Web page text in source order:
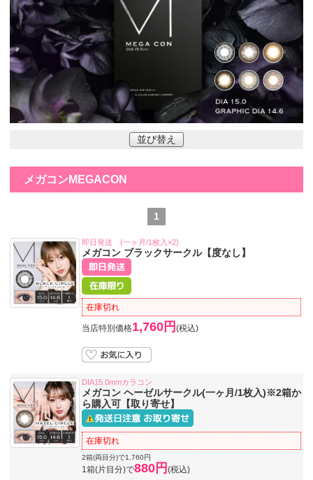
並び替え
メガコンMEGACON
1
即日発送 (一ヶ月/1枚入×2)
メガコン ブラックサークル【度なし】
在庫切れ
当店特別価格1,760円 (税込)
DIA15.0mmカラコン
メガコン ヘーゼルサークル(一ヶ月/1枚入)※2箱か
ら購入可【取り寄せ】
在庫切れ
2箱(両目分)で1,760円
1箱(片目分)で880円 (税込)